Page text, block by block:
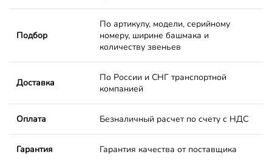
Подбор
По артикулу, модели, серийному
номеру, ширине башмака и
количеству звеньев
Доставка
По России и СНГ транспортной
компанией
Оплата Безналичный расчет по счету с НДС
Гарантия Гарантия качества от поставщика